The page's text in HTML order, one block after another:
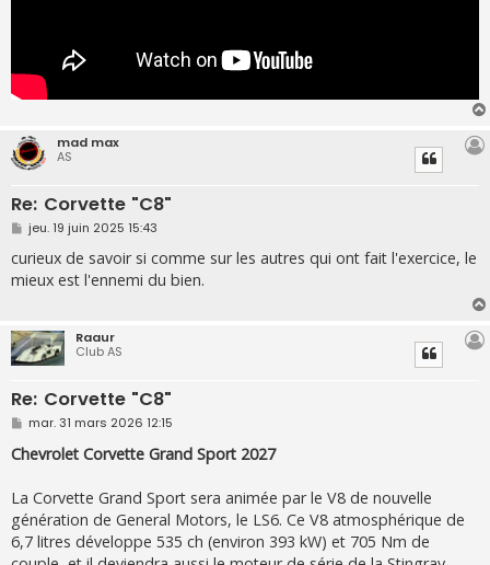
mad max
AS
Re: Corvette "C8"
M
e
s
s
a
jeu. 19 juin 2025 15:43
curieux de savoir si comme sur les autres qui ont fait l'exercice, le
mieux est l'ennemi du bien.
Raaur
Club AS
Re: Corvette "C8"
M
s
s
g
e
mar. 31 mars 2026 12:15
Chevrolet Corvette Grand Sport 2027
La Corvette Grand Sport sera animée par le V8 de nouvelle
génération de General Motors, le LS6. Ce V8 atmosphérique de
6,7 litres développe 535 ch (environ 393 kW) et 705 Nm de